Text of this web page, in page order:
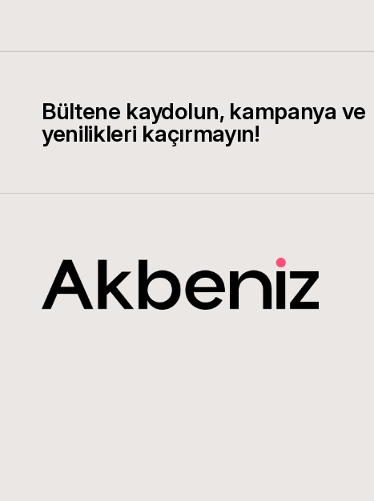
Bültene kaydolun, kampanya ve
yenilikleri kaçırmayın!